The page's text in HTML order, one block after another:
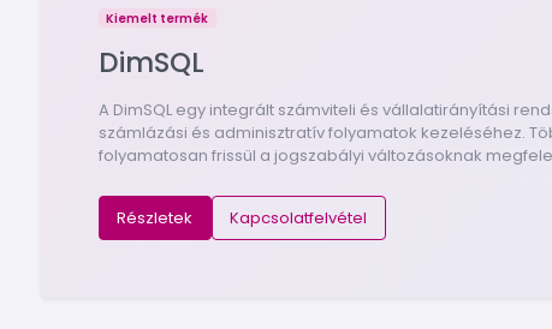
Kiemelt termék
DimSQL
A DimSQL egy integrált számviteli és vállalatirányítási
számlázási és adminisztratív folyamatok kezeléséhez.
folyamatosan frissül a jogszabályi változásoknak
Részletek Kapcsolatfelvétel